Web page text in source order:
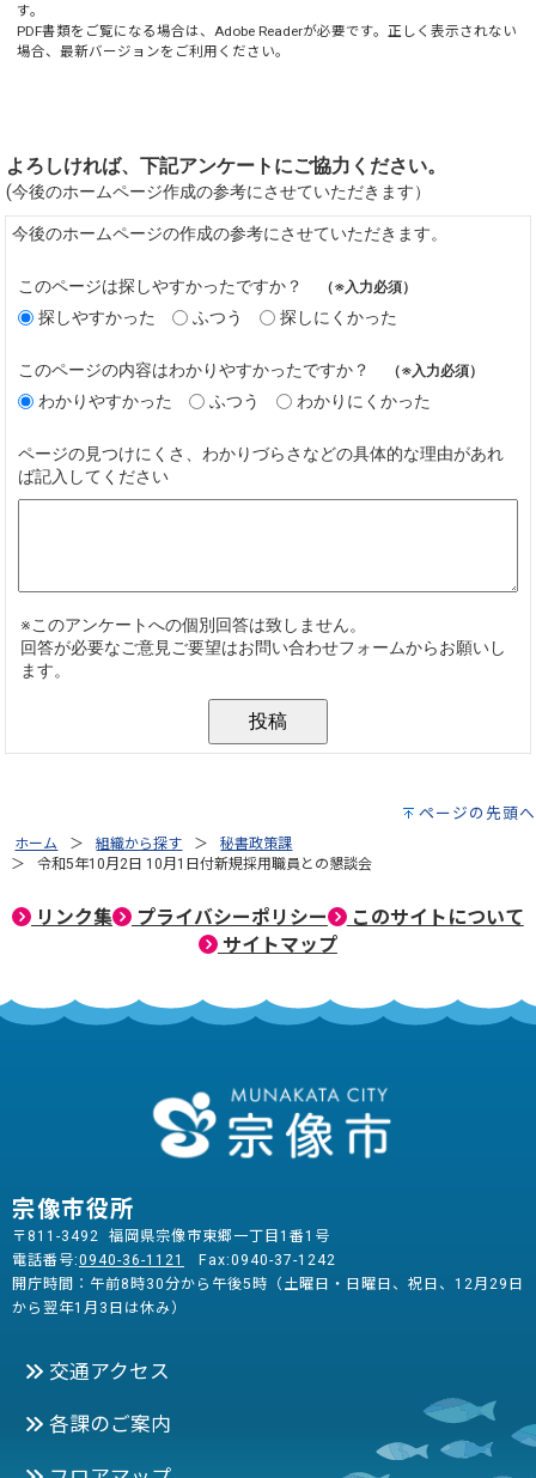
す。
PDF書類をご覧になる場合は、 Adobe Readerが必要です。正しく表示されない
場合、最新バージョンをご利用ください。
ページの先頭へ
ホーム 組織から探す
秘書政策課
令和5年10月2日 10月1日付新規採用職員との懇談会
リンク集 プライバシーポリシー
このサイトについて
サイトマップ
宗像市役所
〒811-3492 福岡県宗像市東郷一丁目1番1号
電話番号:0940-36-1121
Fax:0940-37-1242
開庁時間：午前8時30分から午後5時（土曜日・日曜日、祝日、12月29日
から翌年1月3日は休み）
交通アクセス
各課のご案内